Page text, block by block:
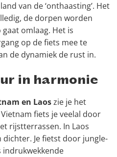
van de ‘onthaasting’. Het
de dorpen worden
omlaag. Het is
op de fiets mee te
de dynamiek de rust in.
in harmonie
en Laoszie je het
fiets je veelal door
rijstterrassen. In Laos
Je fietst door jungle-
indrukwekkende